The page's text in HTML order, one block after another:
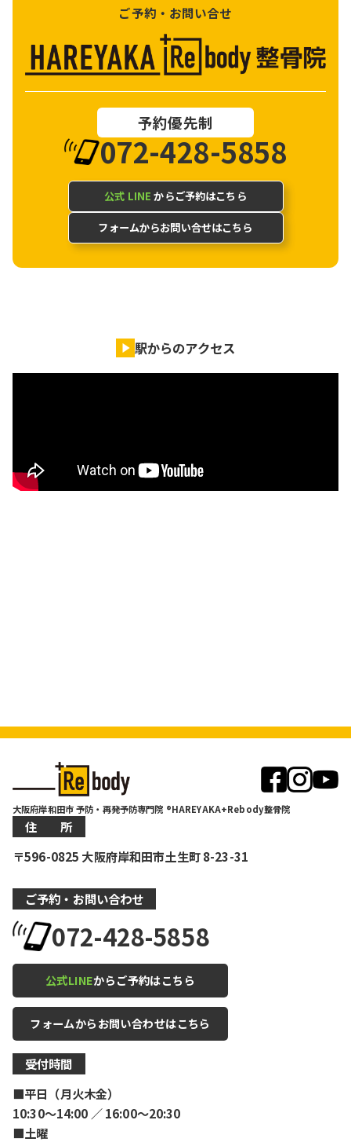
ご予約・お問い合せ
予約優先制
072-428-5858
公式 LINE からご予約はこちら
フォームからお問い合せはこちら
駅からのアクセス
大阪府岸和田市 予防・再発予防専門院 ®HAREYAKA+Rebody整骨院
住 所
〒596-0825 大阪府岸和田市土生町 8-23-31
ご予約・お問い合わせ
072-428-5858
公式LINEからご予約はこちら
フォームからお問い合わせはこちら
受付時間
■平日（月火木金）
10:30〜14:00 ／ 16:00〜20:30
■土曜